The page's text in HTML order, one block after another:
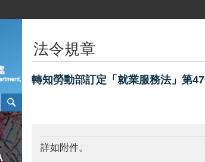
法令規章
轉知勞動部訂定「就業服務法」第
詳如附件。